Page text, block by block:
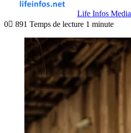
Life Infos Media
0
891 Temps de lecture 1 minute